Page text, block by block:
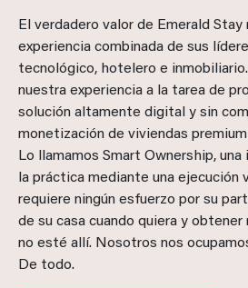
El verdadero valor de Emerald Stay
experiencia combinada de sus
tecnológico, hotelero e
nuestra experiencia a la tarea de
solución altamente digital y sin
monetización de viviendas
Lo llamamos Smart Ownership,
la práctica mediante una ejecución
requiere ningún esfuerzo por su
de su casa cuando quiera y
no esté allí. Nosotros nos
De todo.